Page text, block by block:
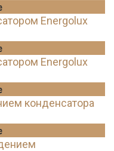
Energolux
Energolux
конденсатора